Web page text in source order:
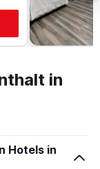
in
Hotels in